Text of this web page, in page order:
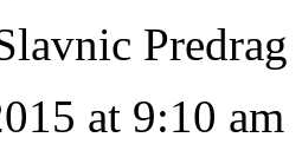
Predrag
at 9:10 am